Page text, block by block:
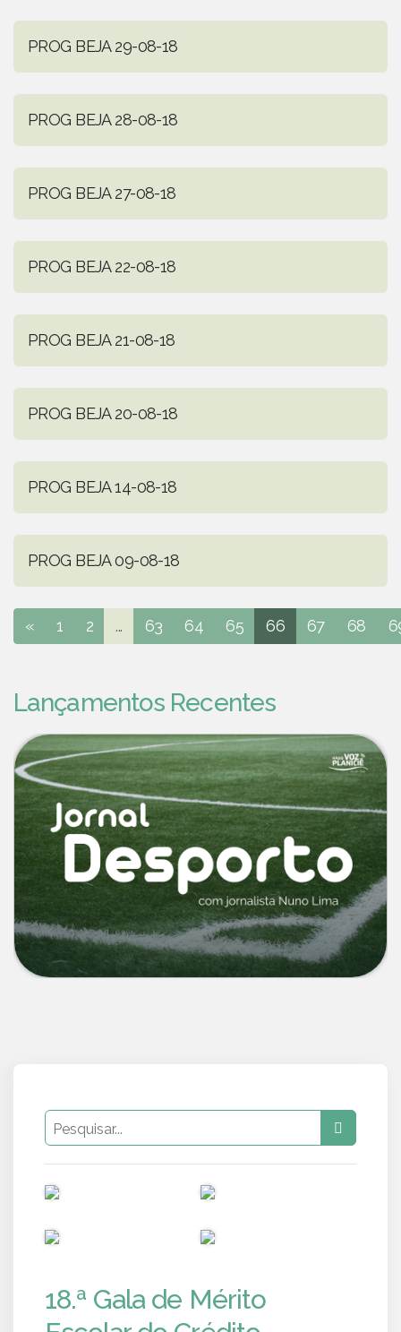
PROG BEJA 29-08-18
PROG BEJA 28-08-18
PROG BEJA 27-08-18
PROG BEJA 22-08-18
PROG BEJA 21-08-18
PROG BEJA 20-08-18
PROG BEJA 14-08-18
PROG BEJA 09-08-18
« 1 2 ... 63 64 65 66 67 68
Lançamentos Recentes
18.ª Gala de Mérito